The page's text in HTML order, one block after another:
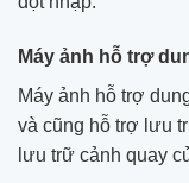
Máy ảnh hỗ trợ
Máy ảnh hỗ trợ
và cũng hỗ trợ lưu
lưu trữ cảnh quay